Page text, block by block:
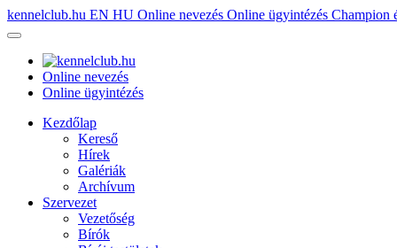
kennelclub.hu EN HU Online nevezés Online ügyintézés Champion
Online nevezés
Online ügyintézés
Kezdőlap
Kereső
Hírek
Galériák
Archívum
Szervezet
Vezetőség
Bírók